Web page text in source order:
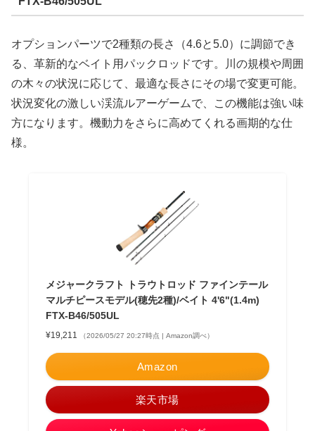
オプションパーツで2種類の長さ（4.6と5.0）に調節でき
る、革新的なベイト用パックロッドです。川の規模や周囲
の木々の状況に応じて、最適な長さにその場で変更可能。
状況変化の激しい渓流ルアーゲームで、この機能は強い味
方になります。機動力をさらに高めてくれる画期的な仕
様。
メジャークラフト トラウトロッド ファインテール
マルチピースモデル(穂先2種)/ベイト 4'6"(1.4m)
FTX-B46/505UL
¥19,211 （2026/05/27 20:27時点 | Amazon調べ）
Amazon
楽天市場